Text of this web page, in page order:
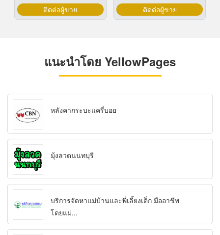
ติดต่อผู้ขาย ติดต่อผู้ขาย
แนะนำโดย YellowPages
หลังคากระบะแครี่บอย
มุ้งลวดนนทบุรี
บริการจัดหาแม่บ้านและพี่เลี้ยงเด็ก มืออาชีพ
โดยแม่...